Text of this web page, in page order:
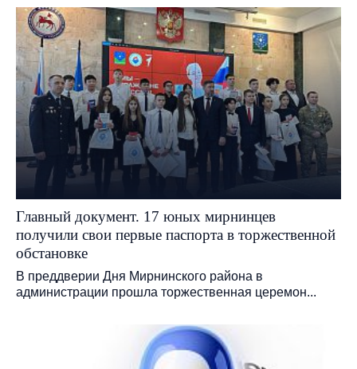
Главный документ. 17 юных мирнинцев
получили свои первые паспорта в торжественной
обстановке
В преддверии Дня Мирнинского района в
администрации прошла торжественная церемон...